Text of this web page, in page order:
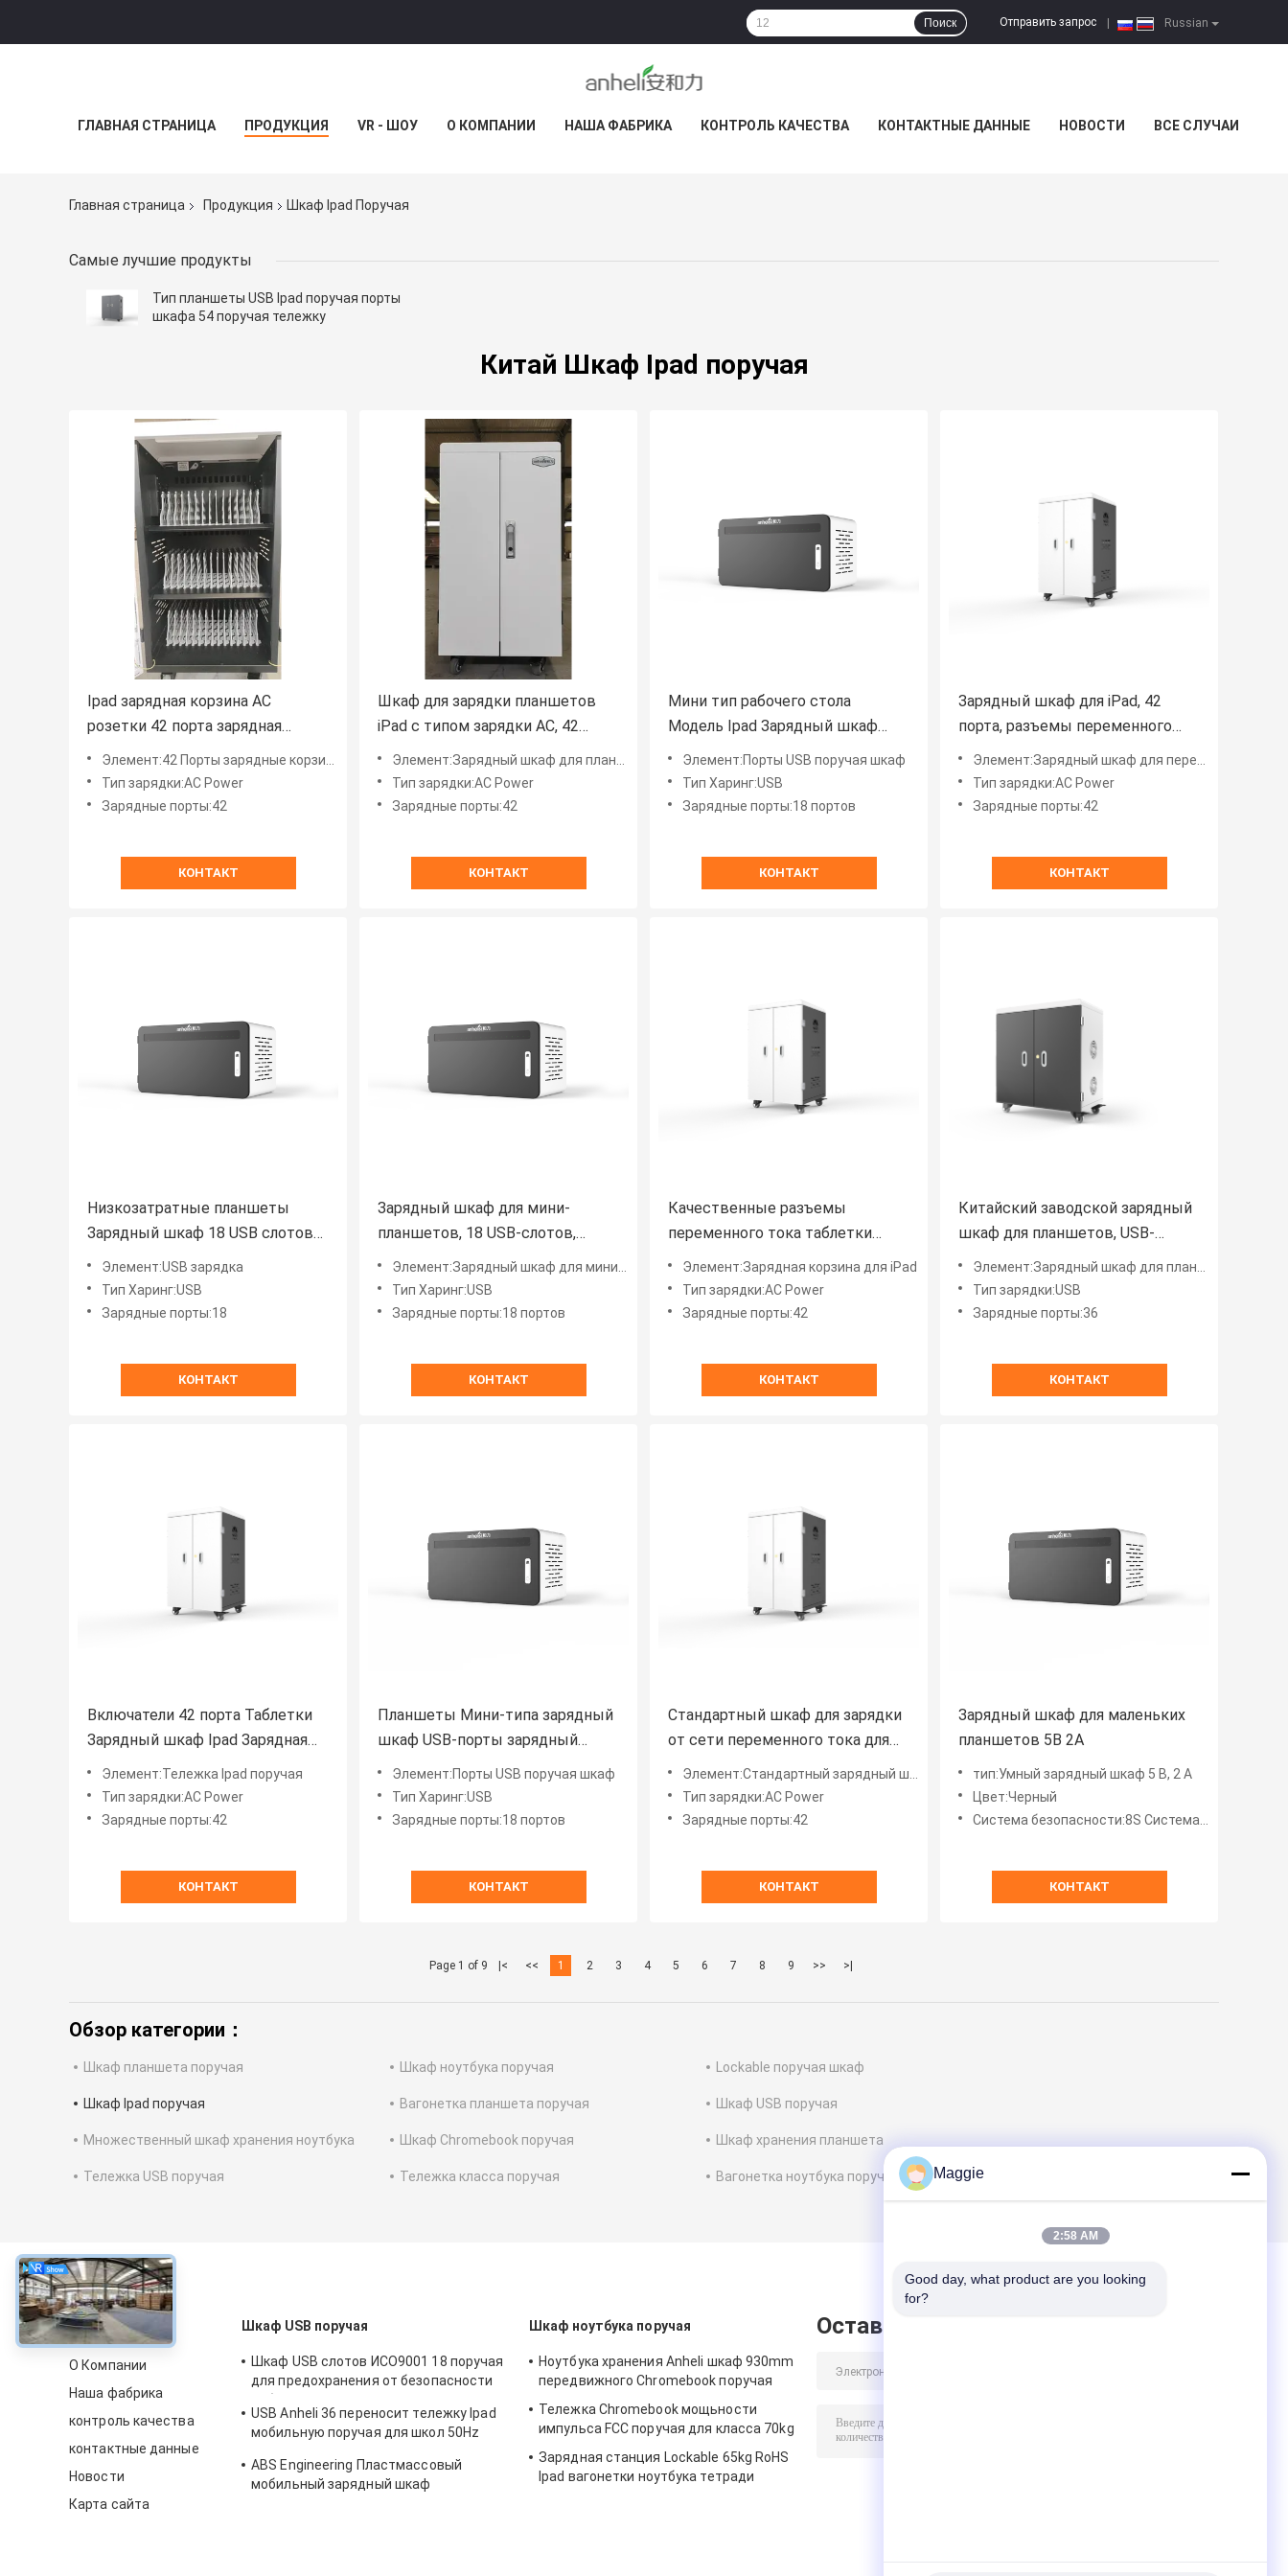
Russian
Отправить запрос
Поиск
ГЛАВНАЯ СТРАНИЦА ПРОДУКЦИЯ VR - ШОУ О КОМПАНИИ НАША ФАБРИКА КОНТРОЛЬ КАЧЕСТВА КОНТАКТНЫЕ ДАННЫЕ НОВОСТИ ВСЕ СЛУЧАИ
Главная страница Продукция Шкаф Ipad Поручая
Самые лучшие продукты
Тип планшеты USB Ipad поручая порты
шкафа 54 поручая тележку
Китай Шкаф Ipad поручая
Ipad зарядная корзина AC
розетки 42 порта зарядная
корзина
Элемент:42 Порты зарядные корзины
Тип зарядки:AC Power
Зарядные порты:42
КОНТАКТ
Шкаф для зарядки планшетов
iPad с типом зарядки AC, 42
порта, тележка для зарядки
Элемент:Зарядный шкаф для планшетов, iPad, переменного тока
Тип зарядки:AC Power
Зарядные порты:42
КОНТАКТ
Мини тип рабочего стола
Модель Ipad Зарядный шкаф
USB-порты Зарядный шкаф
Элемент:Порты USB поручая шкаф
Тип Харинг:USB
Зарядные порты:18 портов
КОНТАКТ
Зарядный шкаф для iPad, 42
порта, разъемы переменного
тока, тип зарядного шкафа
Элемент:Зарядный шкаф для переменных разъемов
Тип зарядки:AC Power
Зарядные порты:42
КОНТАКТ
Низкозатратные планшеты
Зарядный шкаф 18 USB слотов
Зарядный шкаф
Элемент:USB зарядка
Тип Харинг:USB
Зарядные порты:18
КОНТАКТ
Зарядный шкаф для мини-
планшетов, 18 USB-слотов,
зарядный шкаф
Элемент:Зарядный шкаф для мини-планшетов
Тип Харинг:USB
Зарядные порты:18 портов
КОНТАКТ
Качественные разъемы
переменного тока таблетки
зарядная тележка 42 порта
зарядная тележка
Элемент:Зарядная корзина для iPad
Тип зарядки:AC Power
Зарядные порты:42
КОНТАКТ
Китайский заводской зарядный
шкаф для планшетов, USB-
тележка для зарядки
Элемент:Зарядный шкаф для планшетов
Тип зарядки:USB
Зарядные порты:36
КОНТАКТ
Включатели 42 порта Таблетки
Зарядный шкаф Ipad Зарядная
тележка
Элемент:Тележка Ipad поручая
Тип зарядки:AC Power
Зарядные порты:42
КОНТАКТ
Планшеты Мини-типа зарядный
шкаф USB-порты зарядный
шкаф
Элемент:Порты USB поручая шкаф
Тип Харинг:USB
Зарядные порты:18 портов
КОНТАКТ
Стандартный шкаф для зарядки
от сети переменного тока для
Великобритании, США и Индии
Тележка для зарядки планшетов
Элемент:Стандартный зарядный шкаф переменного тока Великобритании
Тип зарядки:AC Power
Зарядные порты:42
КОНТАКТ
Зарядный шкаф для маленьких
планшетов 5В 2А
тип:Умный зарядный шкаф 5 В, 2 А
Цвет:Черный
Система безопасности:8S Система защиты безопасности
КОНТАКТ
Page 1 of 9 |< << 1 2 3 4 5 6 7 8 9 >> >|
Обзор категории：
Шкаф планшета поручая Шкаф ноутбука поручая Lockable поручая шкаф
Шкаф Ipad поручая Вагонетка планшета поручая Шкаф USB поручая
Множественный шкаф хранения ноутбука Шкаф Chromebook поручая Шкаф хранения планшета
Тележка USB поручая Тележка класса поручая Вагонетка ноутбука поручая
около
О Компании
Наша фабрика
контроль качества
контактные данные
Новости
Карта сайта
Шкаф USB поручая
Шкаф USB слотов ИСО9001 18 поручая
для предохранения от безопасности
USB Anheli 36 переносит тележку Ipad
мобильную поручая для школ 50Hz
ABS Engineering Пластмассовый
мобильный зарядный шкаф
Шкаф ноутбука поручая
Ноутбука хранения Anheli шкаф 930mm
передвижного Chromebook поручая
Тележка Chromebook мощьности
импульса FCC поручая для класса 70kg
Зарядная станция Lockable 65kg RoHS
Ipad вагонетки ноутбука тетради
Оставить сообщение
Maggie
2:58 AM
Good day, what product are you looking
for?